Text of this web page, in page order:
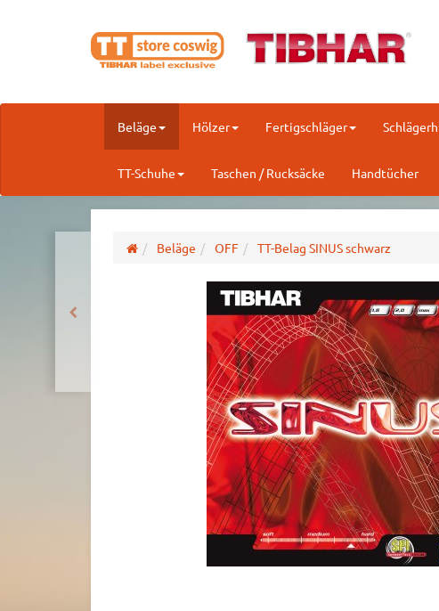
Beläge Hölzer Fertigschläger
TT-Schuhe Taschen / Rucksäcke Handtücher
Beläge OFF TT-Belag SINUS schwarz